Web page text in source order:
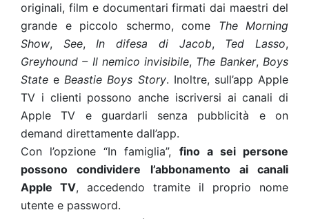
originali, film e documentari firmati dai maestri del
grande e piccolo schermo, come The Morning
Show, See,In difesa di Jacob, Ted Lasso,
Greyhound – Il nemico invisibile, The Banker,Boys
State eBeastie Boys Story. Inoltre, sull’app Apple
TV i clienti possono anche iscriversi ai canali di
Apple TV e guardarli senza pubblicità e on
demand direttamente dall’app.
Con l’opzione “In famiglia”, fino a sei persone
possono condividere l’abbonamento ai canali
Apple TV, accedendo tramite il proprio nome
utente e password.